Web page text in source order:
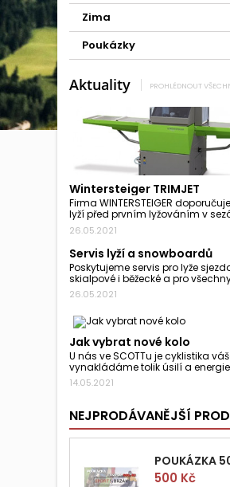
Zima
Poukázky
Aktuality PROHLÉDNOUT
Wintersteiger TRIMJET
Firma WINTERSTEIGER
lyží před prvním lyžováním v
26.05.2021
Servis lyží a snowboardů
Poskytujeme servis pro lyže
skialpové i běžecké a pro
26.05.2021
Jak vybrat nové kolo
U nás ve SCOTTu je cyklistika
vynakládáme tolik úsilí a energie
14.05.2021
NEJPRODÁVANĚJŠÍ
POUKÁZKA
Cena
500 Kč